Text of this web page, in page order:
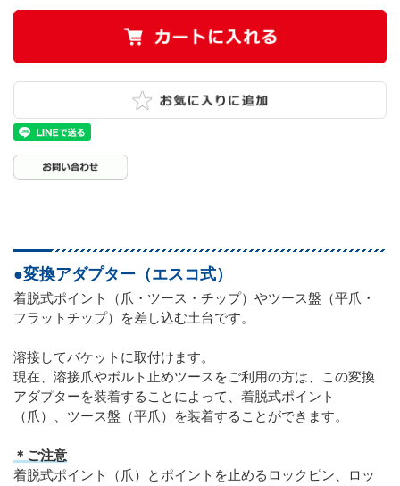
●変換アダプター（エスコ式）
着脱式ポイント（爪・ツース・チップ）やツース盤（平爪・
フラットチップ）を差し込む土台です。
溶接してバケットに取付けます。
現在、溶接爪やボルト止めツースをご利用の方は、この変換
アダプターを装着することによって、着脱式ポイント
（爪）、ツース盤（平爪）を装着することができます。
＊ご注意
着脱式ポイント（爪）とポイントを止めるロックピン、ロッ